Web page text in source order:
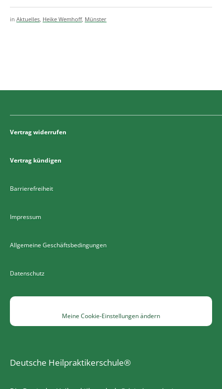
in Aktuelles Heike Wemhoff, Münster
Vertrag widerrufen
Vertrag kündigen
Barrierefreiheit
Impressum
Allgemeine Geschäftsbedingungen
Datenschutz
Meine Cookie-Einstellungen ändern
Deutsche Heilpraktikerschule®